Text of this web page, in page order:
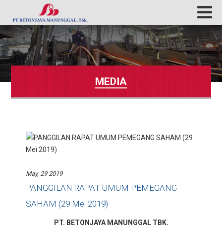
MEDIA
May, 29 2019
PANGGILAN RAPAT UMUM PEMEGANG
SAHAM (29 Mei 2019)
PT. BETONJAYA MANUNGGAL TBK.